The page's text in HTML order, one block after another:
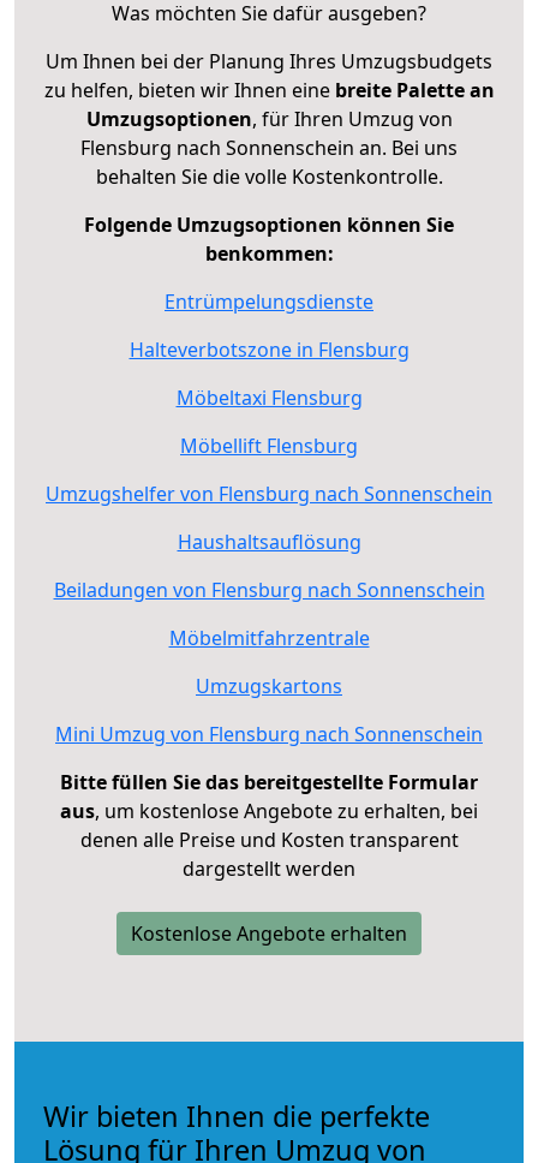
Was möchten Sie dafür ausgeben?
Um Ihnen bei der Planung Ihres Umzugsbudgets
zu helfen, bieten wir Ihnen eine breite Palette an
Umzugsoptionen, für Ihren Umzug von
Flensburg nach Sonnenschein an. Bei uns
behalten Sie die volle Kostenkontrolle.
Folgende Umzugsoptionen können Sie
benkommen:
Entrümpelungsdienste
Halteverbotszone in Flensburg
Möbeltaxi Flensburg
Möbellift Flensburg
Umzugshelfer von Flensburg nach Sonnenschein
Haushaltsauflösung
Beiladungen von Flensburg nach Sonnenschein
Möbelmitfahrzentrale
Umzugskartons
Mini Umzug von Flensburg nach Sonnenschein
Bitte füllen Sie das bereitgestellte Formular
aus, um kostenlose Angebote zu erhalten, bei
denen alle Preise und Kosten transparent
dargestellt werden
Kostenlose Angebote erhalten
Wir bieten Ihnen die perfekte
Lösung für Ihren Umzug von